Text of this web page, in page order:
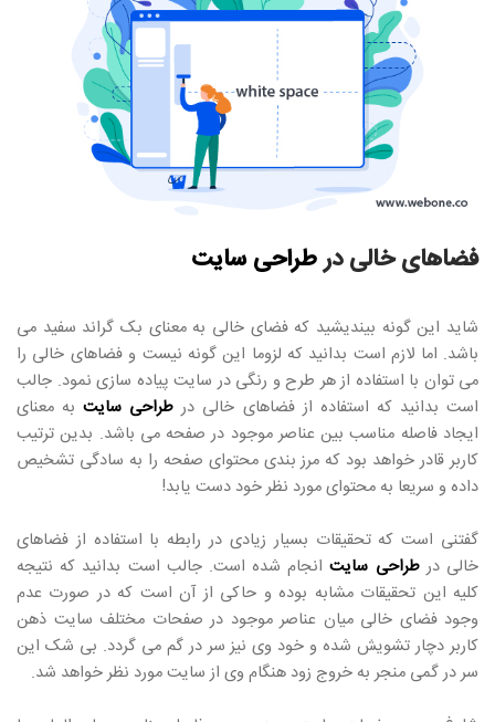
فضاهای خالی درطراحی سایت
شاید این گونه بیندیشید که فضای خالی به معنای بک گراند سفید می
باشد. اما لازم است بدانید که لزوما این گونه نیست و فضاهای خالی را
می توان با استفاده از هر طرح و رنگی در سایت پیاده سازی نمود. جالب
است بدانید که استفاده از فضاهای خالی در طراحی سایتبه معنای
ایجاد فاصله مناسب بین عناصر موجود در صفحه می باشد. بدین ترتیب
کاربر قادر خواهد بود که مرز بندی محتوای صفحه را به سادگی تشخیص
داده و سریعا به محتوای مورد نظر خود دست یابد!
گفتنی است که تحقیقات بسیار زیادی در رابطه با استفاده از فضاهای
خالی درطراحی سایتانجام شده است. جالب است بدانید که نتیجه
کلیه این تحقیقات مشابه بوده و حاکی از آن است که در صورت عدم
وجود فضای خالی میان عناصر موجود در صفحات مختلف سایت ذهن
کاربر دچار تشویش شده و خود وی نیز سر در گم می گردد. بی شک این
سر در گمی منجر به خروج زود هنگام وی از سایت مورد نظر خواهد شد.